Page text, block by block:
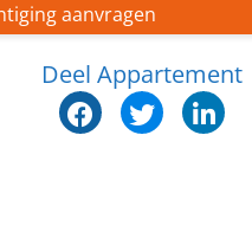
aanvragen
Deel Appartement